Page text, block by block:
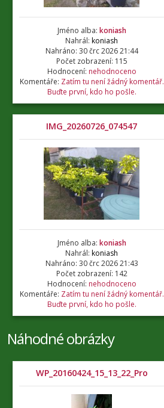
Jméno alba: koniash
Nahrál: koniash
Nahráno: 30 črc 2026 21:44
Počet zobrazení: 115
Hodnocení: nehodnoceno
Komentáře: Zatím tu není žádný komentář.
Buďte první, kdo ho pošle.
IMG_20260726_074547
Jméno alba: koniash
Nahrál: koniash
Nahráno: 30 črc 2026 21:43
Počet zobrazení: 142
Hodnocení: nehodnoceno
Komentáře: Zatím tu není žádný komentář.
Buďte první, kdo ho pošle.
Náhodné obrázky
WP_20160424_15_13_22_Pro